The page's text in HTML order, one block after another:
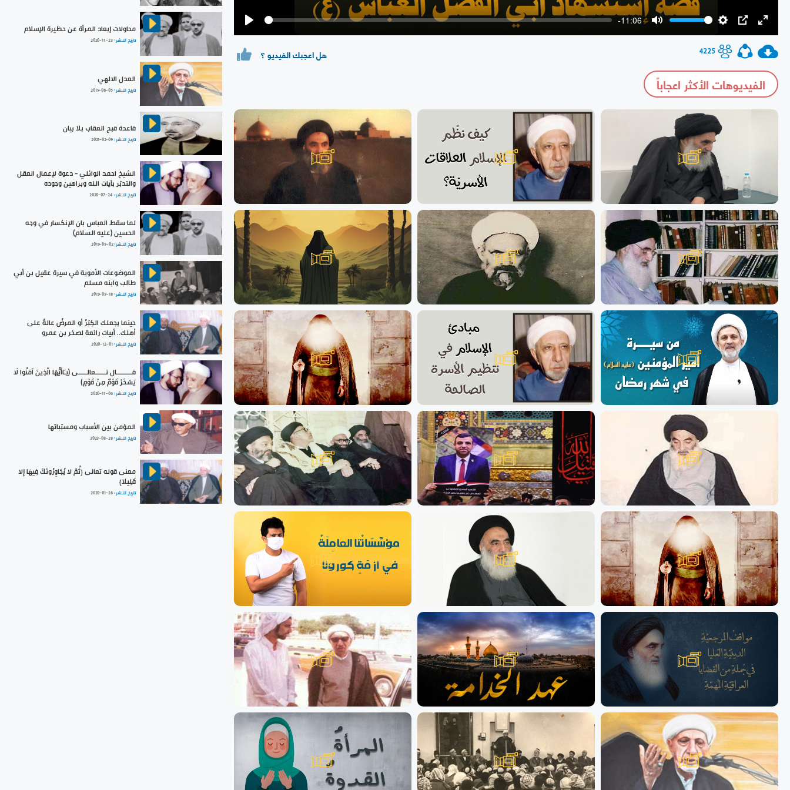
-11:06
4225 هل اعجبك الفيديو ؟
الفيديوهات الأكثر اعجاباً
محاولات إبعاد المرأة عن حظيرة الإسلام
تاريخ النشر :2020-11-23
العدل الالهي
تاريخ النشر :2019-06-05
قاعدة قبح العقاب بلا بيان
تاريخ النشر :2021-02-09
الشيخ احمد الوائلي - دعوة لإعمال العقل
والتدبّر بآيات الله وبراهين وجوده
تاريخ النشر : 2020-07-24
لما سقط العباس بان الإنكسار في وجه
الحسين (عليه السلام)
تاريخ النشر :2019-09-02
الموضوعات الأموية في سيرة عقيل بن أبي
طالب وابنه مسلم
تاريخ النشر :2019-09-18
حينما يجعلك الكِبَرُ أو المرضُ عالةً على
أهلك.. أبيات رائعة لصخر بن عمرو
تاريخ النشر :2020-12-01
قـــــــــال تــــــعالـــــى (يـَاأَيُّهَا الَّذِينَ آمَنُوا لَا
يَسْخَرْ قَوْمٌ مِنْ قَوْمٍ)
تاريخ النشر :2020-11-06
المؤمن بين الأسباب ومسبّباتها
تاريخ النشر :2023-08-28
معنى قوله تعالى {ثُمَّ لا يُجَاوِرُونَكَ فِيهَا إِلا
قَلِيلا}
تاريخ النشر :2020-01-28